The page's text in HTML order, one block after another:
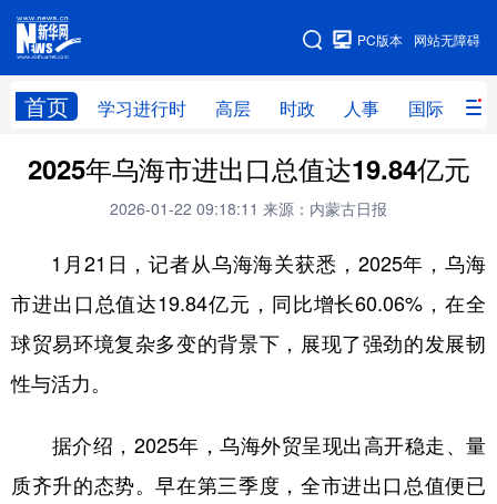
网站无障碍
PC版本
首页 学习进行时 高层 时政 人事 国际 财
网站地图
学习进行时 高层 时政 人事
财经 网评
台湾 思客智库 全球连线 教育
科技 科创 量子 体育
文化 书画 健康 军事
访谈
法律 中央文件 金融 汽车
食品 人居 信息化 数字经济
2025年乌海市进出口总值达19.84亿元
2026-01-22 09:18:11 来源：内蒙古日报
1月21日，记者从乌海海关获悉，2025年，乌海
市进出口总值达19.84亿元，同比增长60.06%，在全
球贸易环境复杂多变的背景下，展现了强劲的发展韧
性与活力。
据介绍，2025年，乌海外贸呈现出高开稳走、量
质齐升的态势。早在第三季度，全市进出口总值便已